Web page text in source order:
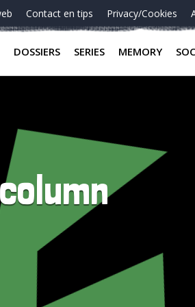
Contact en tips Privacy/Cookies
DOSSIERS SERIES MEMORY